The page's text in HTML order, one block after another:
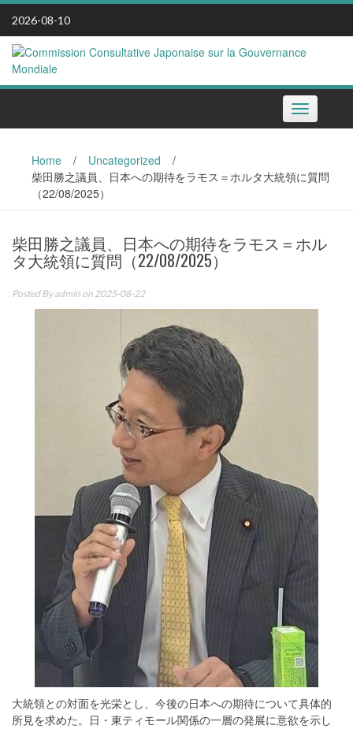
Skip
content
2026-08-10
Toggle
navigation
Home / Uncategorized
/
柴田勝之議員、日本への期待をラモス＝ホルタ大統領に質問
（22/08/2025）
柴田勝之議員、日本への期待をラモス＝ホル
タ大統領に質問（22/08/2025）
Posted Byadmin on 2025-08-22
大統領との対面を光栄とし、今後の日本への期待について具体的
所見を求めた。日・東ティモール関係の一層の発展に意欲を示し